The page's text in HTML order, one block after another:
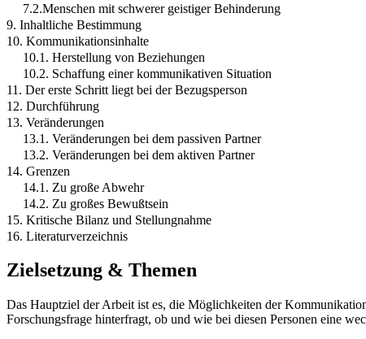
7.2.Menschen mit schwerer geistiger Behinderung
9. Inhaltliche Bestimmung
10. Kommunikationsinhalte
10.1. Herstellung von Beziehungen
10.2. Schaffung einer kommunikativen Situation
11. Der erste Schritt liegt bei der Bezugsperson
12. Durchführung
13. Veränderungen
13.1. Veränderungen bei dem passiven Partner
13.2. Veränderungen bei dem aktiven Partner
14. Grenzen
14.1. Zu große Abwehr
14.2. Zu großes Bewußtsein
15. Kritische Bilanz und Stellungnahme
16. Literaturverzeichnis
Zielsetzung & Themen
Das Hauptziel der Arbeit ist es, die Möglichkeiten der
Forschungsfrage hinterfragt, ob und wie bei diesen Personen eine